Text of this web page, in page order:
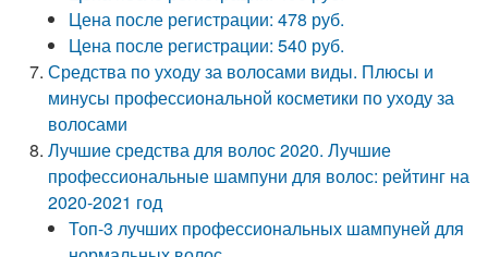
Цена после регистрации: 478 руб.
Цена после регистрации: 540 руб.
Средства по уходу за волосами виды. Плюсы и
минусы профессиональной косметики по уходу за
волосами
Лучшие средства для волос 2020. Лучшие
профессиональные шампуни для волос: рейтинг на
2020-2021 год
Топ-3 лучших профессиональных шампуней для